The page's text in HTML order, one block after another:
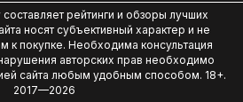
рейтинги и обзоры лучших
носят субъективный характер и не
к покупке. Необходима консультация
авторских прав необходимо
сайта любым удобным способом. 18+.
2017—2026